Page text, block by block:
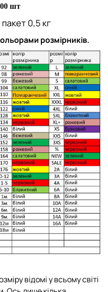
шт
0,5 кг
розмірників.
відоміу всьомусвіті